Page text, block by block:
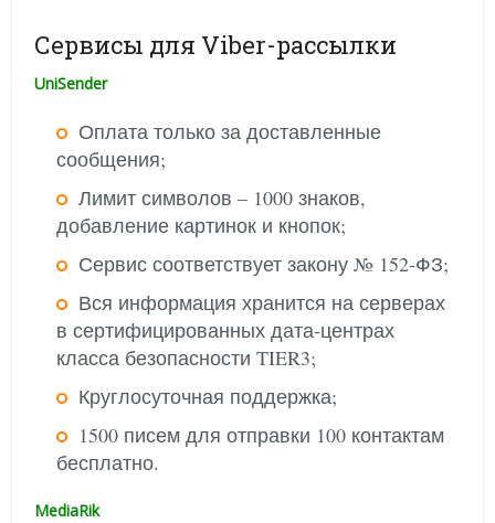
Сервисы для Viber-рассылки
UniSender
Оплата только за доставленные
сообщения;
Лимит символов – 1000 знаков,
добавление картинок и кнопок;
Сервис соответствует закону № 152-ФЗ;
Вся информация хранится на серверах
в сертифицированных дата-центрах
класса безопасности TIER3;
Круглосуточная поддержка;
1500 писем для отправки 100 контактам
бесплатно.
MediaRik